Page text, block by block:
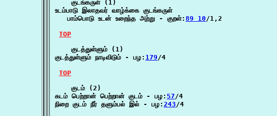
    குடங்கருள் (1)
உடம்பாடு இலாதவர் வாழ்க்கை குடங்கருள்
   பாம்பொடு உடன் உறைந்த அற்று - குறள்:
89 10/1,2
TOP
    குடத்துள்ளும் (1)
குடத்துள்ளும் நாடிவிடும் - பழ: 179/4
TOP
    குடம் (2)
கடம் பெற்றான் பெற்றான் குடம் - பழ: 57/4
நிறை குடம் நீர் தளும்பல் இல் - பழ: 243/4